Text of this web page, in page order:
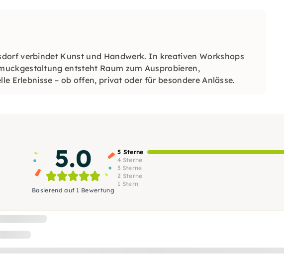
verbindet Kunst und Handwerk. In kreativen Workshops
entsteht Raum zum Ausprobieren,
Erlebnisse – ob offen, privat oder für besondere Anlässe.
5.0
Basierend auf 1 Bewertung
5 Sterne
4 Sterne
3 Sterne
2 Sterne
1 Stern